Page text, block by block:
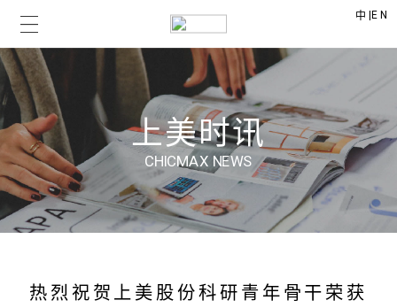
中 |EN
上美时讯
CHICMAX NEWS
热烈祝贺上美股份科研青年骨干荣获